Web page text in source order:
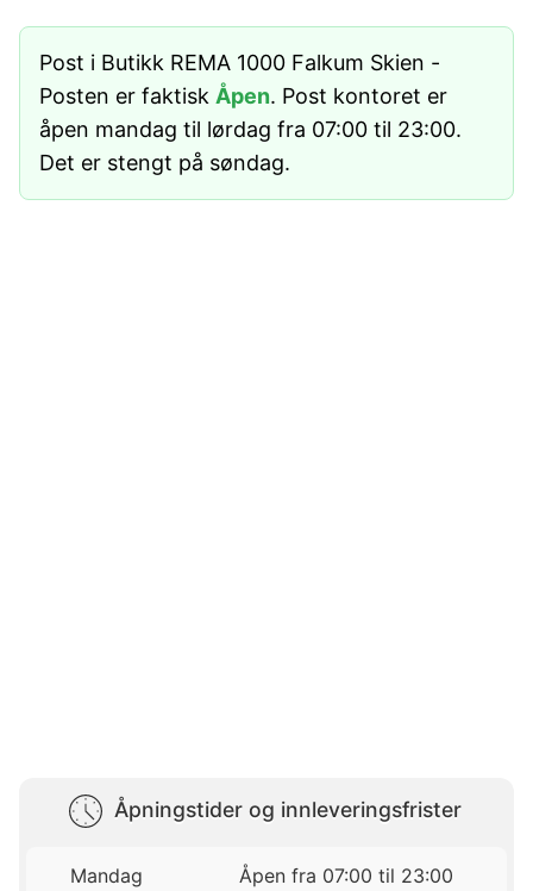
Post i Butikk REMA 1000 Falkum Skien -
Posten er faktisk Åpen. Post kontoret er
åpen mandag til lørdag fra 07:00 til 23:00.
Det er stengt på søndag.
Åpningstider og innleveringsfrister
Mandag
Åpen fra 07:00 til 23:00